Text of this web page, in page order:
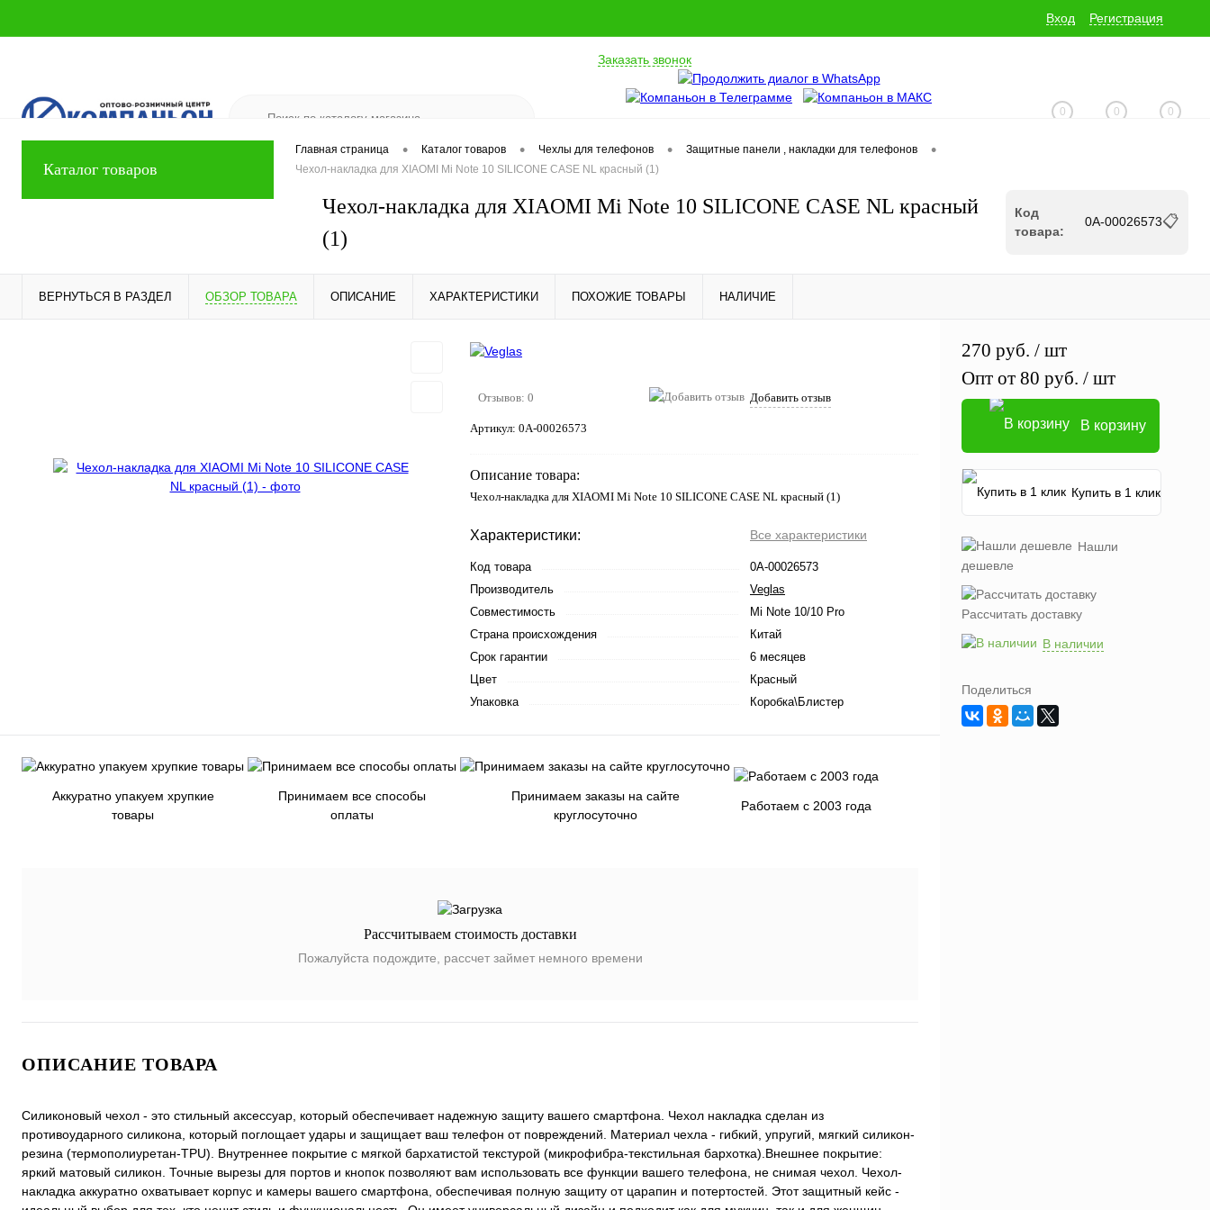
Вход Регистрация
Заказать звонок
0 0 0
Каталог товаров
Главная страница • Каталог товаров • Чехлы для телефонов • Защитные панели , накладки для телефонов •
Чехол-накладка для XIAOMI Mi Note 10 SILICONE CASE NL красный (1)
Чехол-накладка для XIAOMI Mi Note 10 SILICONE CASE NL красный
(1)
Код
товара:
0А-00026573📋
ВЕРНУТЬСЯ В РАЗДЕЛ ОБЗОР ТОВАРА ОПИСАНИЕ ХАРАКТЕРИСТИКИ ПОХОЖИЕ ТОВАРЫ НАЛИЧИЕ
Отзывов: 0 Добавить отзыв
Артикул: 0А-00026573
Описание товара:
Чехол-накладка для XIAOMI Mi Note 10 SILICONE CASE NL красный (1)
Характеристики: Все характеристики
Код товара
0А-00026573
Производитель
Veglas
Совместимость
Mi Note 10/10 Pro
Страна происхождения
Китай
Срок гарантии
6 месяцев
Цвет
Красный
Упаковка
Коробка\Блистер
Аккуратно упакуем хрупкие
товары
Принимаем все способы
оплаты
Принимаем заказы на сайте
круглосуточно
Работаем с 2003 года
Рассчитываем стоимость доставки
Пожалуйста подождите, рассчет займет немного времени
ОПИСАНИЕ ТОВАРА
Силиконовый чехол - это стильный аксессуар, который обеспечивает надежную защиту вашего смартфона. Чехол накладка сделан из
противоударного силикона, который поглощает удары и защищает ваш телефон от повреждений. Материал чехла - гибкий, упругий, мягкий силикон-
резина (термополиуретан-TPU). Внутреннее покрытие с мягкой бархатистой текстурой (микрофибра-текстильная бархотка).Внешнее покрытие:
яркий матовый силикон. Точные вырезы для портов и кнопок позволяют вам использовать все функции вашего телефона, не снимая чехол. Чехол-
накладка аккуратно охватывает корпус и камеры вашего смартфона, обеспечивая полную защиту от царапин и потертостей. Этот защитный кейс -
270 руб. / шт
Опт от 80 руб. / шт
В корзину
Купить в 1 клик
Нашли
дешевле
Рассчитать доставку
В наличии
Поделиться